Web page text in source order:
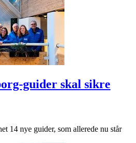
guider skal sikre
14 nye guider, som allerede nu står